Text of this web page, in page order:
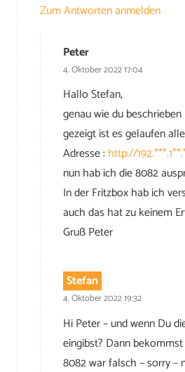
Zum Antworten anmelden
Peter
4. Oktober 2022 17:04
Hallo Stefan,
genau wie du
gezeigt ist es gelaufen
Adresse :http://
nun hab ich die 8082
In der Fritzbox hab ich
auch das hat zu keinem
Gruß Peter
Stefan
4. Oktober 2022 19:32
Hi Peter – und wenn Du
eingibst? Dann
8082 war falsch – sorry –